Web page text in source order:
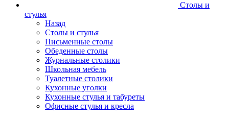
Столы и
стулья
Назад
Столы и стулья
Письменные столы
Обеденные столы
Журнальные столики
Школьная мебель
Туалетные столики
Кухонные уголки
Кухонные стулья и табуреты
Офисные стулья и кресла